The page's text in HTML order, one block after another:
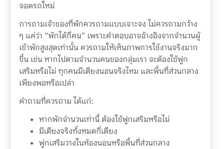
จอดรถใหม่
การถามเจ้าของที่พักควรถามแบบเจาะจง ไม่ควรถามกว้าง
ๆ แค่ว่า “พักได้กี่คน” เพราะคำตอบอาจอ้างอิงจากจำนวนผู้
เข้าพักสูงสุดเท่านั้น ควรถามให้เห็นภาพการใช้งานจริงมาก
ขึ้น เช่น หากไปตามจำนวนคนของกลุ่มเรา จะต้องใช้ฟูก
เสริมหรือไม่ ทุกคนมีเตียงนอนจริงไหม และพื้นที่ส่วนกลาง
เพียงพอหรือเปล่า
คำถามที่ควรถาม ได้แก่:
หากพักจำนวนเท่านี้ ต้องใช้ฟูกเสริมหรือไม่
มีเตียงจริงทั้งหมดกี่เตียง
ฟูกเสริมวางในห้องนอนหรือพื้นที่ส่วนกลาง